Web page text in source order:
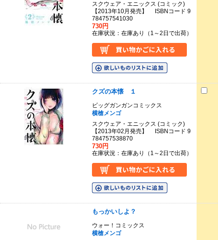
スクウェア・エニックス (コミック)
【2013年10月発売】 ISBNコード 9
784757541030
730円
在庫状況：在庫あり（1～2日で出荷）
クズの本懐 １
ビッグガンガンコミックス
横槍メンゴ
スクウェア・エニックス (コミック)
【2013年02月発売】 ISBNコード 9
784757538870
730円
在庫状況：在庫あり（1～2日で出荷）
もっかいしよ？
ウォー！コミックス
横槍メンゴ